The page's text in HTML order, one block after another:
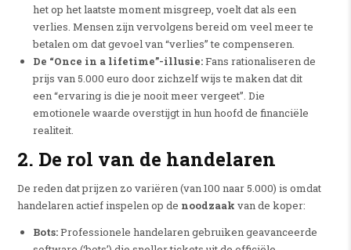
het op het laatste moment misgreep, voelt dat als een
verlies. Mensen zijn vervolgens bereid om veel meer te
betalen om dat gevoel van “verlies” te compenseren.
De “Once in a lifetime”-illusie:Fans rationaliseren de
prijs van 5.000 euro door zichzelf wijs te maken dat dit
een “ervaring is die je nooit meer vergeet”. Die
emotionele waarde overstijgt in hun hoofd de financiële
realiteit.
2. De rol van de handelaren
De reden dat prijzen zo variëren (van 100 naar 5.000) is omdat
handelaren actief inspelen op de noodzaak van de koper:
Bots:Professionele handelaren gebruiken geavanceerde